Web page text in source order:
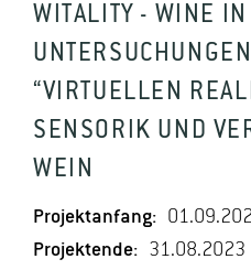
WITALITY - WINE
“VIRTUELLEN
SENSORIK UND
WEIN
Projektanfang:
Projektende: 31.08.2023